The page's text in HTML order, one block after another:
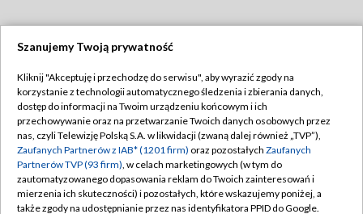
TVP
Abonament TVP
Emisja w TVP
Centrum informacji TVP
Naziemna Telewizja Cyfrowa
Regulamin TVP
Polityka prywatności
Moje zgody
Pomoc
Szanujemy Twoją prywatność
Kliknij "Akceptuję i przechodzę do serwisu", aby wyrazić zgody na
korzystanie z technologii automatycznego śledzenia i zbierania danych,
dostęp do informacji na Twoim urządzeniu końcowym i ich
przechowywanie oraz na przetwarzanie Twoich danych osobowych przez
nas, czyli Telewizję Polską S.A. w likwidacji (zwaną dalej również „TVP”),
Zaufanych Partnerów z IAB* (1201 firm) oraz pozostałych Zaufanych
Partnerów TVP (93 firm), w celach marketingowych (w tym do
zautomatyzowanego dopasowania reklam do Twoich zainteresowań i
mierzenia ich skuteczności) i pozostałych, które wskazujemy poniżej, a
także zgody na udostępnianie przez nas identyfikatora PPID do Google.